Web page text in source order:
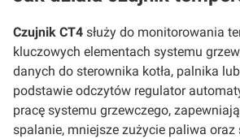
Czujnik CT4 służy do monitorowania
kluczowych elementach systemu
danych do sterownika kotła, palnika
podstawie odczytów regulator
pracę systemu grzewczego,
spalanie, mniejsze zużycie paliwa